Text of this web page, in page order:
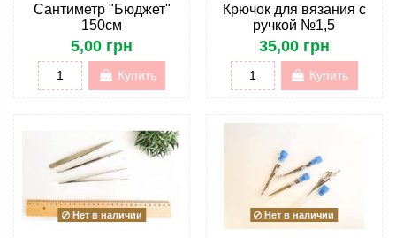
Сантиметр "Бюджет"
150см
5,00 грн
Купить
Крючок для вязания с
ручкой №1,5
35,00 грн
Купить
Нет в наличии Нет в наличии